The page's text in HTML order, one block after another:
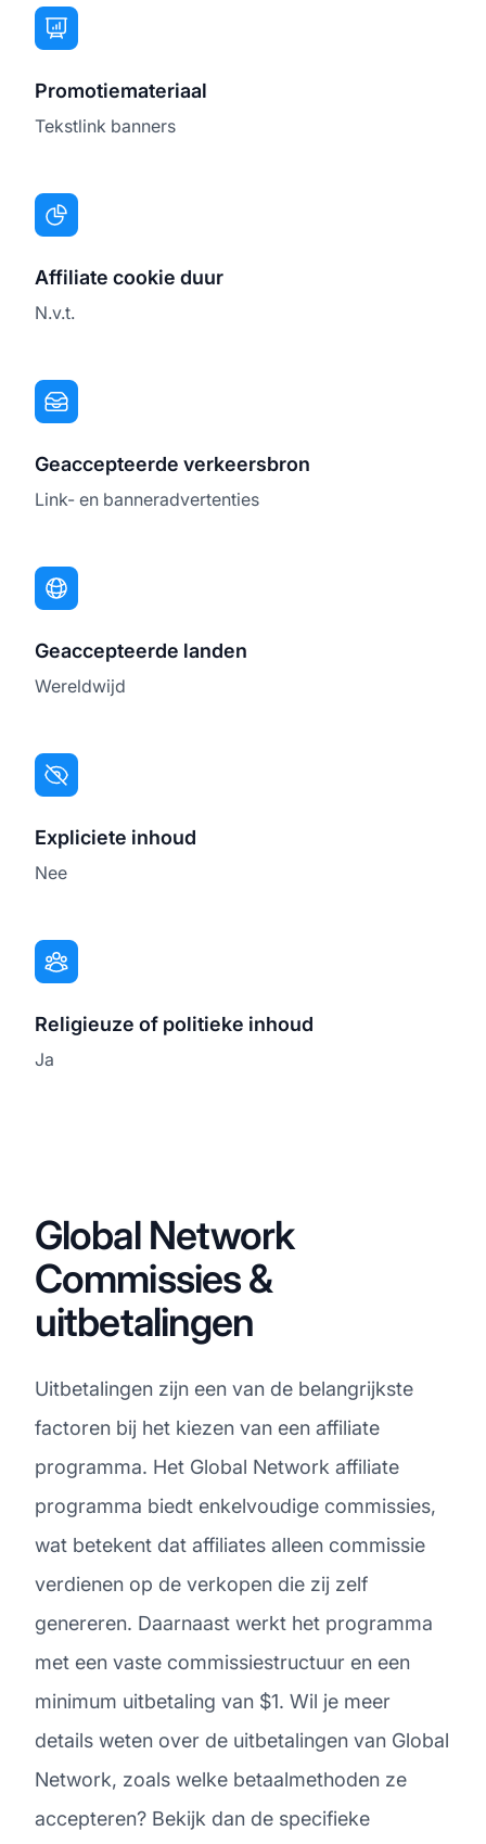
Promotiemateriaal
Tekstlink banners
Affiliate cookie duur
N.v.t.
Geaccepteerde verkeersbron
Link- en banneradvertenties
Geaccepteerde landen
Wereldwijd
Expliciete inhoud
Nee
Religieuze of politieke inhoud
Ja
Global Network
Commissies &
uitbetalingen
Uitbetalingen zijn een van de belangrijkste
factoren bij het kiezen van een affiliate
programma. Het Global Network affiliate
programma biedt enkelvoudige commissies,
wat betekent dat affiliates alleen commissie
verdienen op de verkopen die zij zelf
genereren. Daarnaast werkt het programma
met een vaste commissiestructuur en een
minimum uitbetaling van $1. Wil je meer
details weten over de uitbetalingen van Global
Network, zoals welke betaalmethoden ze
accepteren? Bekijk dan de specifieke